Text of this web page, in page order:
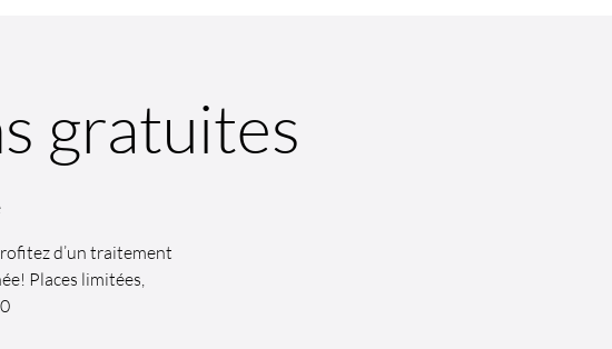
gratuites
d’un traitement
Places limitées,
reservation obligatoire au 775168670